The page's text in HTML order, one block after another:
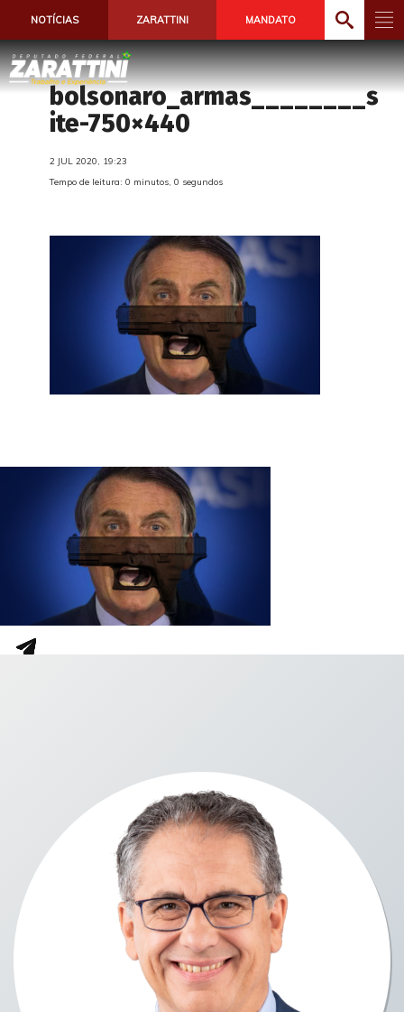
NOTÍCIAS ZARATTINI MANDATO
bolsonaro_armas________s
ite-750×440
2 JUL 2020, 19:23
Tempo de leitura: 0 minutos, 0 segundos